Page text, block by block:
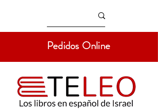
Pedidos Online